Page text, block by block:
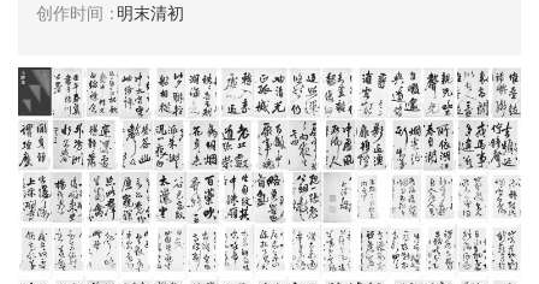
创作时间：明末清初
高
国
画
|
国
画
家
高